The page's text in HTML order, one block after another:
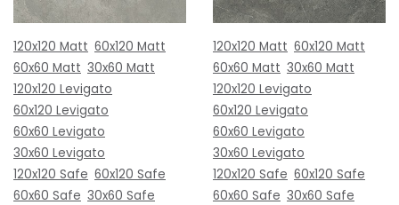
120x120 Matt 60x120 Matt
60x60 Matt 30x60 Matt
120x120 Levigato
60x120 Levigato
60x60 Levigato
30x60 Levigato
120x120 Safe 60x120 Safe
60x60 Safe 30x60 Safe
120x120 Matt 60x120 Matt
60x60 Matt 30x60 Matt
120x120 Levigato
60x120 Levigato
60x60 Levigato
30x60 Levigato
120x120 Safe 60x120 Safe
60x60 Safe 30x60 Safe